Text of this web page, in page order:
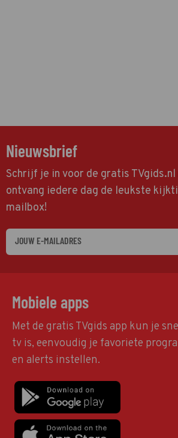
Nieuwsbrief
Schrijf je in voor de gratis
ontvang iedere dag de leukste
mailbox!
Mobiele apps
Met de gratis TVgids app kun je
tv is, eenvoudig je favoriete
en alerts instellen.